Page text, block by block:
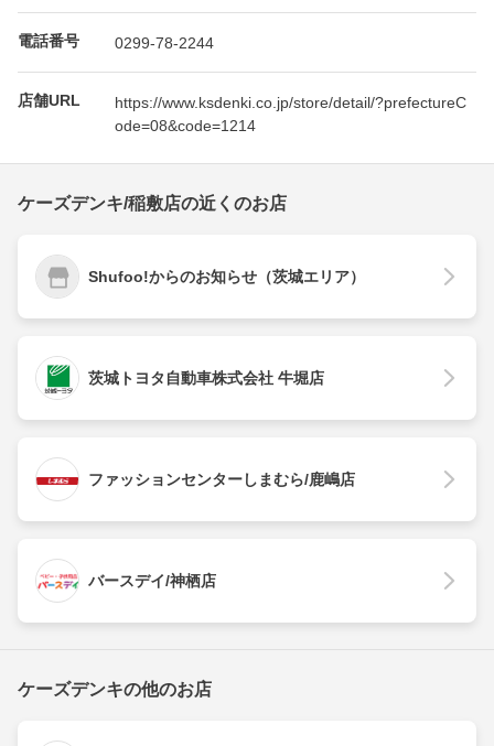
電話番号 0299-78-2244
店舗URL
https://www.ksdenki.co.jp/store/detail/?prefectureC
ode=08&code=1214
ケーズデンキ/稲敷店の近くのお店
Shufoo!からのお知らせ（茨城エリア）
茨城トヨタ自動車株式会社 牛堀店
ファッションセンターしまむら/鹿嶋店
バースデイ/神栖店
ケーズデンキの他のお店